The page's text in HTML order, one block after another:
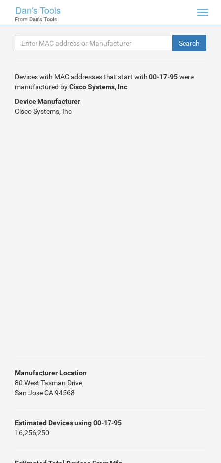
Dan's Tools
From Dan's Tools
Devices with MAC addresses that start with 00-17-95were
manufactured byCisco Systems, Inc
Device Manufacturer
Cisco Systems, Inc
Manufacturer Location
80 West Tasman Drive
San Jose CA 94568
Estimated Devices using 00-17-95
16,256,250